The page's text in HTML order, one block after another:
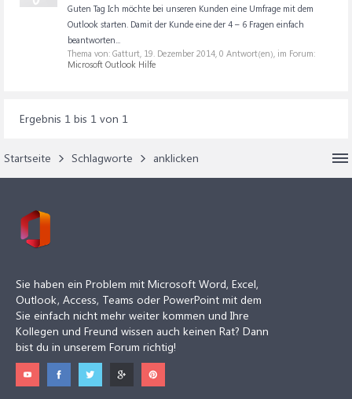
Guten Tag Ich möchte bei unseren Kunden eine Umfrage mit dem
Outlook starten. Damit der Kunde eine der 4 – 6 Fragen einfach
beantworten...
Thema von: Gatturt, 19. Dezember 2014, 0 Antwort(en), im Forum:
Microsoft Outlook Hilfe
Ergebnis 1 bis 1 von 1
Startseite Schlagworte anklicken
Sie haben ein Problem mit Microsoft Word, Excel,
Outlook, Access, Teams oder PowerPoint mit dem
Sie einfach nicht mehr weiter kommen und Ihre
Kollegen und Freund wissen auch keinen Rat? Dann
bist du in unserem Forum richtig!